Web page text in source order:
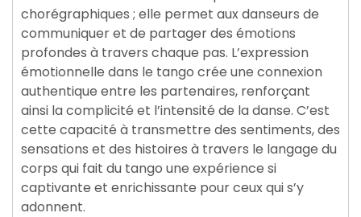
chorégraphiques ; elle permet aux danseurs de
communiquer et de partager des émotions
profondes à travers chaque pas. L’expression
émotionnelle dans le tango crée une connexion
authentique entre les partenaires, renforçant
ainsi la complicité et l’intensité de la danse. C’est
cette capacité à transmettre des sentiments, des
sensations et des histoires à travers le langage du
corps qui fait du tango une expérience si
captivante et enrichissante pour ceux qui s’y
adonnent.